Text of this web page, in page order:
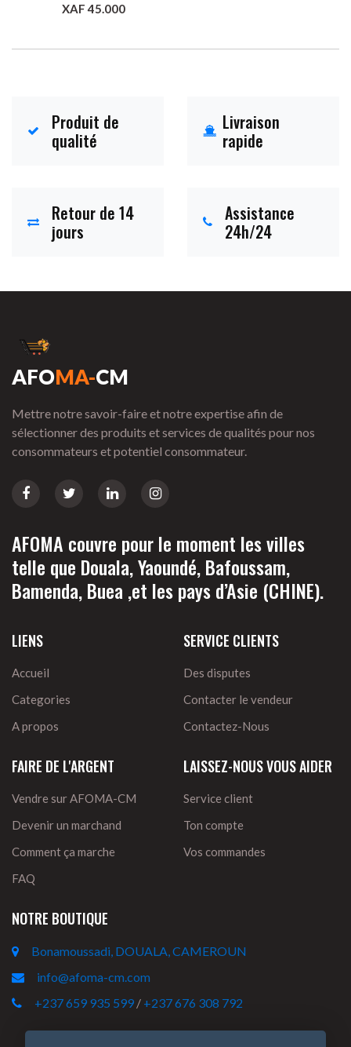
XAF 45.000
Produit de
qualité
Livraison
rapide
Retour de 14
jours
Assistance
24h/24
AFOMA-CM
Mettre notre savoir-faire et notre expertise afin de
sélectionner des produits et services de qualités pour nos
consommateurs et potentiel consommateur.
AFOMA couvre pour le moment les villes
telle que Douala, Yaoundé, Bafoussam,
Bamenda, Buea ,et les pays d’Asie (CHINE).
LIENS
Accueil
Categories
A propos
SERVICE CLIENTS
Des disputes
Contacter le vendeur
Contactez-Nous
FAIRE DE L'ARGENT
Vendre sur AFOMA-CM
Devenir un marchand
Comment ça marche
FAQ
LAISSEZ-NOUS VOUS AIDER
Service client
Ton compte
Vos commandes
NOTRE BOUTIQUE
Bonamoussadi, DOUALA, CAMEROUN
info@afoma-cm.com
+237 659 935 599 / +237 676 308 792